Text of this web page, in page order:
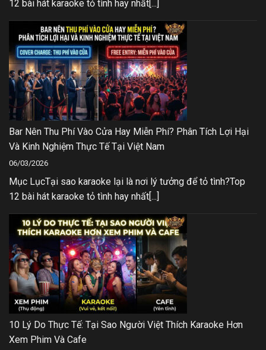
12 bài hát karaoke tỏ tình hay nhất[...]
Bar Nên Thu Phí Vào Cửa Hay Miễn Phí? Phân Tích Lợi Hại
Và Kinh Nghiệm Thực Tế Tại Việt Nam
06/03/2026
Mục LụcTại sao karaoke lại là nơi lý tưởng để tỏ tình?Top
12 bài hát karaoke tỏ tình hay nhất[...]
10 Lý Do Thực Tế: Tại Sao Người Việt Thích Karaoke Hơn
Xem Phim Và Cafe